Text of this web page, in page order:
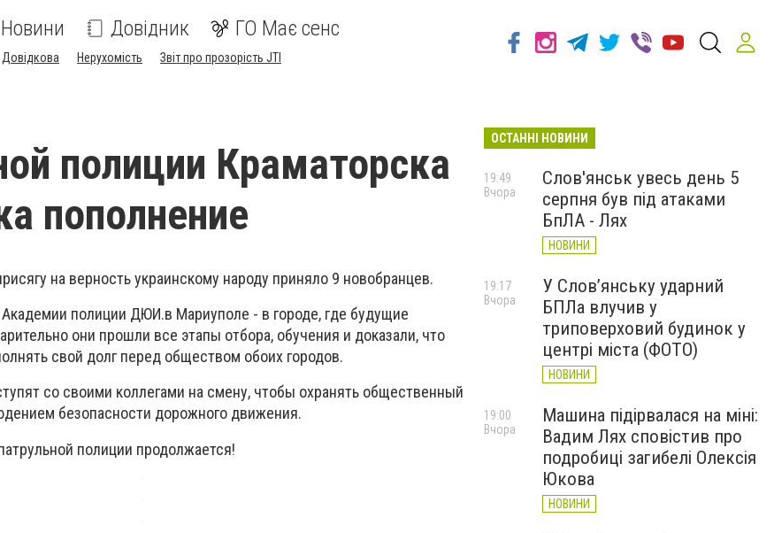
Новини Довідник ГО Має сенс
Довідкова Нерухомість Звіт про прозорість JTI
полиции Краматорска
пополнение
на верность украинскому народу приняло 9 новобранцев.
полиции ДЮИ.в Мариуполе - в городе, где будущие
они прошли все этапы отбора, обучения и доказали, что
свой долг перед обществом обоих городов.
со своими коллегами на смену, чтобы охранять общественный
безопасности дорожного движения.
полиции продолжается!
ОСТАННІ НОВИНИ
Слов'янськ увесь день 5
серпня був під атаками
БпЛА - Лях
НОВИНИ
19:49
Вчора
У Слов’янську ударний
БПЛа влучив у
триповерховий будинок у
центрі міста (ФОТО)
НОВИНИ
19:17
Вчора
Машина підірвалася на міні:
Вадим Лях сповістив про
подробиці загибелі Олексія
Юкова
НОВИНИ
19:00
Вчора